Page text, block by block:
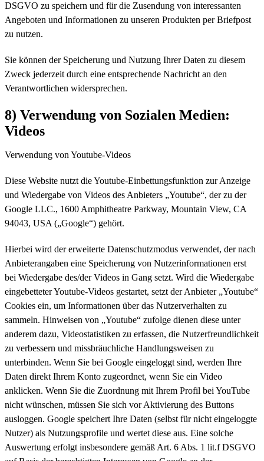
DSGVO zu speichern und für die Zusendung von interessanten
Angeboten und Informationen zu unseren Produkten per Briefpost
zu nutzen.
Sie können der Speicherung und Nutzung Ihrer Daten zu diesem
Zweck jederzeit durch eine entsprechende Nachricht an den
Verantwortlichen widersprechen.
8) Verwendung von Sozialen Medien:
Videos
Verwendung von Youtube-Videos
Diese Website nutzt die Youtube-Einbettungsfunktion zur Anzeige
und Wiedergabe von Videos des Anbieters „Youtube“, der zu der
Google LLC., 1600 Amphitheatre Parkway, Mountain View, CA
94043, USA („Google“) gehört.
Hierbei wird der erweiterte Datenschutzmodus verwendet, der nach
Anbieterangaben eine Speicherung von Nutzerinformationen erst
bei Wiedergabe des/der Videos in Gang setzt. Wird die Wiedergabe
eingebetteter Youtube-Videos gestartet, setzt der Anbieter „Youtube“
Cookies ein, um Informationen über das Nutzerverhalten zu
sammeln. Hinweisen von „Youtube“ zufolge dienen diese unter
anderem dazu, Videostatistiken zu erfassen, die Nutzerfreundlichkeit
zu verbessern und missbräuchliche Handlungsweisen zu
unterbinden. Wenn Sie bei Google eingeloggt sind, werden Ihre
Daten direkt Ihrem Konto zugeordnet, wenn Sie ein Video
anklicken. Wenn Sie die Zuordnung mit Ihrem Profil bei YouTube
nicht wünschen, müssen Sie sich vor Aktivierung des Buttons
ausloggen. Google speichert Ihre Daten (selbst für nicht eingeloggte
Nutzer) als Nutzungsprofile und wertet diese aus. Eine solche
Auswertung erfolgt insbesondere gemäß Art. 6 Abs. 1 lit.f DSGVO